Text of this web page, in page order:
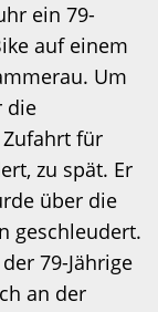
ein 79-
auf einem
Um
die
Zufahrt für
zu spät. Er
über die
geschleudert.
79-Jährige
an der